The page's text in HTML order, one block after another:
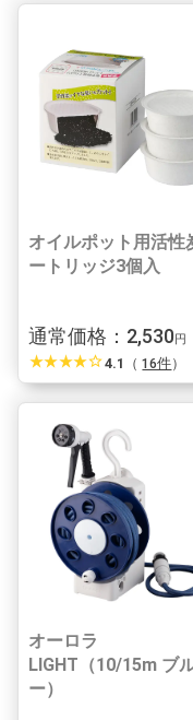
オイルポット用活性
ートリッジ3個入
通常価格：2,530円
star_ratestar_ratestar_ratestar_ratestar_border 4.1 （16件）
オーロラ
LIGHT（10/15m ブ
ー）